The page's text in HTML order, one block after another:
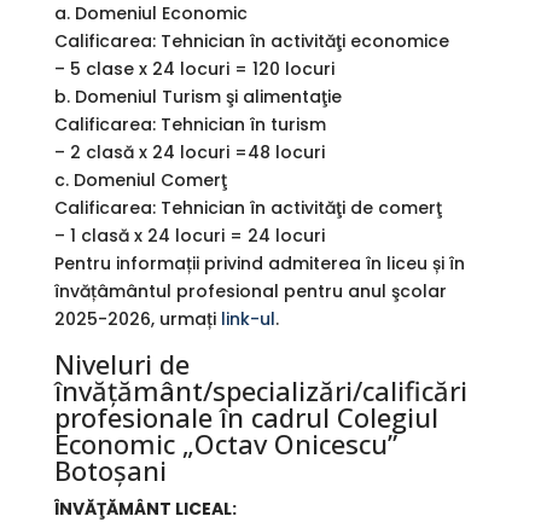
a. Domeniul Economic
Calificarea: Tehnician în activităţi economice
– 5 clase x 24 locuri = 120 locuri
b. Domeniul Turism şi alimentaţie
Calificarea: Tehnician în turism
– 2 clasă x 24 locuri =48 locuri
c. Domeniul Comerţ
Calificarea: Tehnician în activităţi de comerţ
– 1 clasă x 24 locuri = 24 locuri
Pentru informații privind admiterea în liceu și în
învățâmântul profesional pentru anul şcolar
2025-2026, urmați link-ul.
Niveluri de
învăţământ/specializări/calificări
profesionale în cadrul Colegiul
Economic „Octav Onicescu”
Botoşani
ÎNVĂŢĂMÂNT LICEAL: